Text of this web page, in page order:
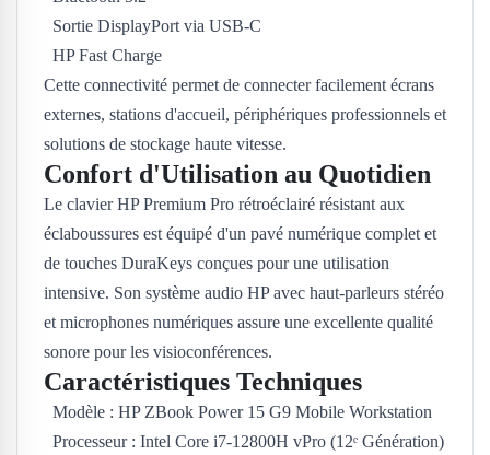
Sortie DisplayPort via USB-C
HP Fast Charge
Cette connectivité permet de connecter facilement écrans
externes, stations d'accueil, périphériques professionnels et
solutions de stockage haute vitesse.
Confort d'Utilisation au Quotidien
Le clavier HP Premium Pro rétroéclairé résistant aux
éclaboussures est équipé d'un pavé numérique complet et
de touches DuraKeys conçues pour une utilisation
intensive. Son système audio HP avec haut-parleurs stéréo
et microphones numériques assure une excellente qualité
sonore pour les visioconférences.
Caractéristiques Techniques
Modèle : HP ZBook Power 15 G9 Mobile Workstation
Processeur : Intel Core i7-12800H vPro (12ᵉ Génération)